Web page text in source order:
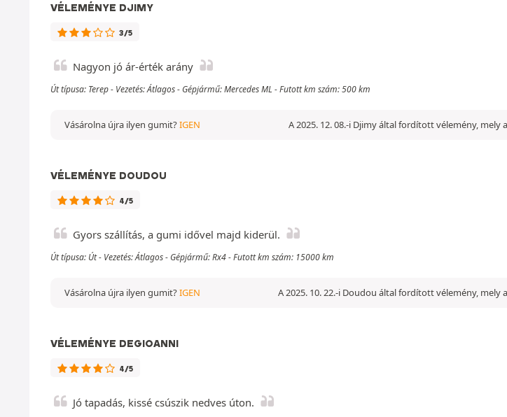
VÉLEMÉNYE DJIMY
3/5
Nagyon jó ár-érték arány
Út típusa: Terep - Vezetés: Átlagos - Gépjármű: Mercedes ML - Futott km szám: 500 km
A 2025. 12. 08.-i Djimy által fordított vélemény, mely
Vásárolna újra ilyen gumit?IGEN
VÉLEMÉNYE DOUDOU
4/5
Gyors szállítás, a gumi idővel majd kiderül.
Út típusa: Út - Vezetés: Átlagos - Gépjármű: Rx4 - Futott km szám: 15000 km
A 2025. 10. 22.-i Doudou által fordított vélemény, mely
Vásárolna újra ilyen gumit?IGEN
VÉLEMÉNYE DEGIOANNI
4/5
Jó tapadás, kissé csúszik nedves úton.